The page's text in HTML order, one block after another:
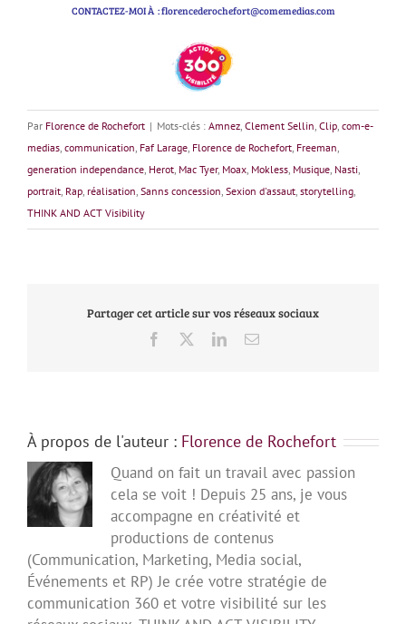
CONTACTEZ-MOI À : florencederochefort@comemedias.com
Par Florence de Rochefort | Mots-clés : Amnez, Clement Sellin, Clip, com-e-
medias, communication, Faf Larage, Florence de Rochefort, Freeman,
generation independance, Herot, Mac Tyer, Moax, Mokless, Musique, Nasti,
portrait, Rap, réalisation, Sanns concession, Sexion d'assaut, storytelling,
THINK AND ACT Visibility
Partager cet article sur vos réseaux sociaux
Facebook LinkedInEmail
À propos de l'auteur : Florence de Rochefort
Quand on fait un travail avec passion
cela se voit ! Depuis 25 ans, je vous
accompagne en créativité et
productions de contenus
(Communication, Marketing, Media social,
Événements et RP) Je crée votre stratégie de
communication 360 et votre visibilité sur les